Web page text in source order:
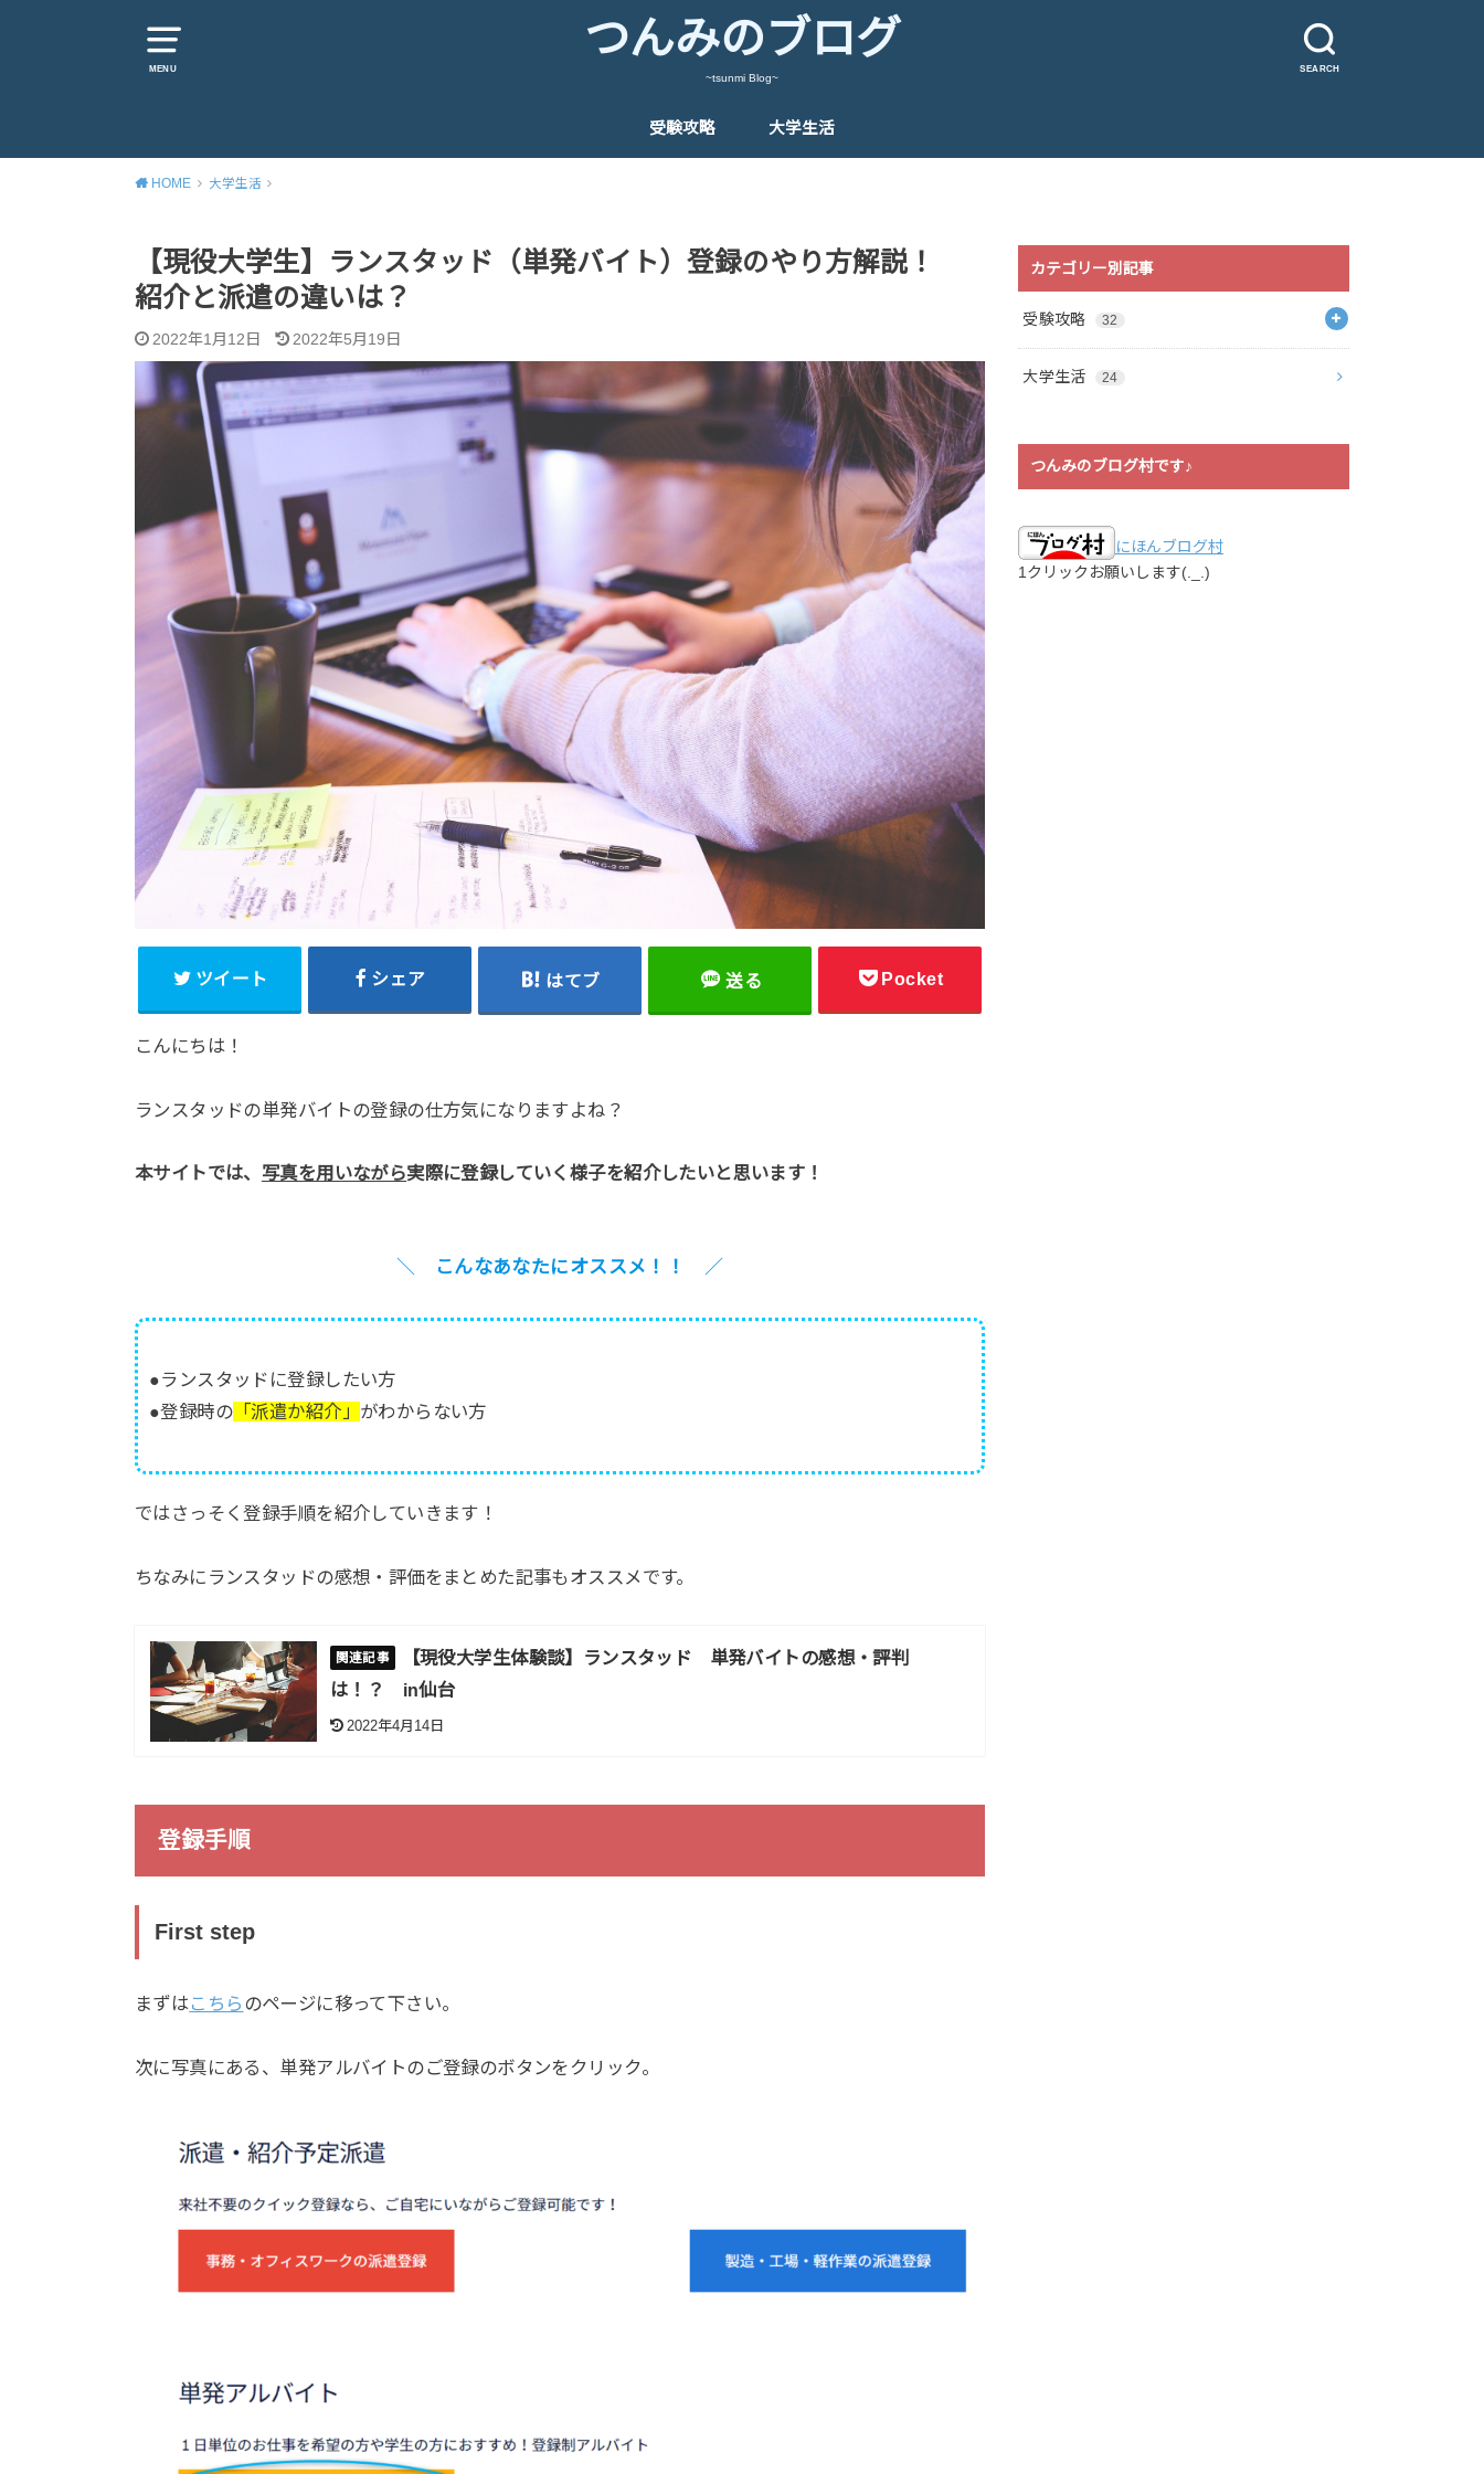
MENU SEARCH
つんみのブログ
~tsunmi Blog~
受験攻略 大学生活
HOME 大学生活
【現役大学生】ランスタッド（単発バイト）登録のやり方解説！
紹介と派遣の違いは？
2022年1月12日 2022年5月19日
ツイート シェア はてブ 送る Pocket
こんにちは！
ランスタッドの単発バイトの登録の仕方気になりますよね？
本サイトでは、 写真を用いながら実際に登録していく様子を紹介したいと思います！
＼ こんなあなたにオススメ！！ ／
●ランスタッドに登録したい方
●登録時の 「派遣か紹介」 がわからない方
ではさっそく登録手順を紹介していきます！
ちなみにランスタッドの感想・評価をまとめた記事もオススメです。
【現役大学生体験談】ランスタッド 単発バイトの感想・評判
は！？ in仙台
2022年4月14日
登録手順
First step
まずはこちら のページに移って下さい。
次に写真にある、単発アルバイトのご登録のボタンをクリック。
カテゴリー別記事
受験攻略 32
大学生活 24
つんみのブログ村です♪
にほんブログ村
1クリックお願いします(._.)